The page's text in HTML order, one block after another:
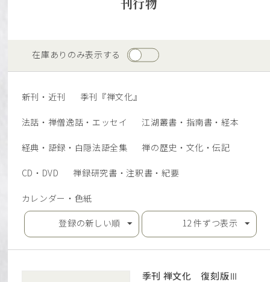
在庫ありのみ表示する
新刊・近刊 季刊『禅文化』
法話・禅僧逸話・エッセイ 江湖叢書・指南書・経本
経典・語録・白隠法語全集 禅の歴史・文化・伝記
CD・DVD 禅録研究書・注釈書・紀要
カレンダー・色紙
登録の新しい順 12 件ずつ表示
季刊 禅文化 復刻版Ⅲ